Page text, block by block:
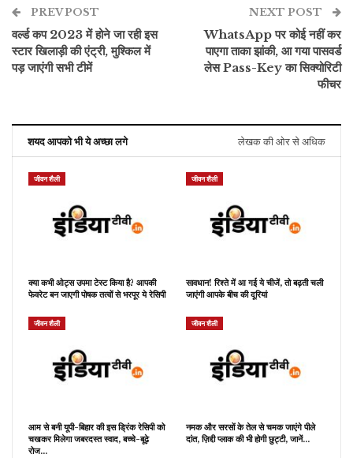
PREV POST
वर्ल्ड कप 2023 में होने जा रही इस
स्टार खिलाड़ी की एंट्री, मुश्किल में
पड़ जाएंगी सभी टीमें
NEXT POST
WhatsApp पर कोई नहीं कर
पाएगा ताका झांकी, आ गया पासवर्ड
लेस Pass-Key का सिक्योरिटी
फीचर
शयद आपको भी ये अच्छा लगे लेखक की ओर से अधिक
जीवन शैली
क्या कभी ओट्स उपमा टेस्ट किया है? आपकी
फेवरेट बन जाएगी पोषक तत्वों से भरपूर ये रेसिपी
जीवन शैली
सावधान! रिश्ते में आ गई ये चीजें, तो बढ़ती चली
जाएंगी आपके बीच की दूरियां
जीवन शैली
आम से बनी यूपी-बिहार की इस ड्रिंक रेसिपी को
चखकर मिलेगा जबरदस्त स्वाद, बच्चे-बूढ़े
रोज…
जीवन शैली
नमक और सरसों के तेल से चमक जाएंगे पीले
दांत, ज़िद्दी प्लाक की भी होगी छुट्टी, जानें…